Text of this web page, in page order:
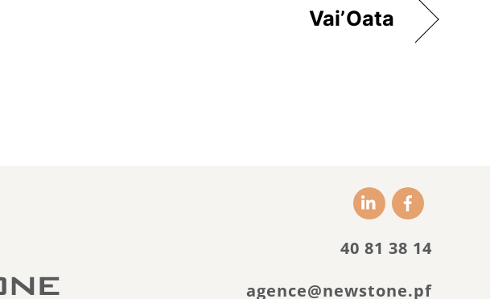
Vai’Oata
Icon
label
Icon
label
40 81 38 14
agence@newstone.pf